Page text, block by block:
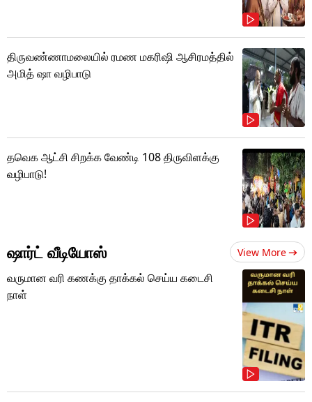
திருவண்ணாமலையில் ரமண மகரிஷி ஆசிரமத்தில்
அமித் ஷா வழிபாடு
தவெக ஆட்சி சிறக்க வேண்டி 108 திருவிளக்கு
வழிபாடு!
ஷார்ட் வீடியோஸ் View More
வருமான வரி கணக்கு தாக்கல் செய்ய கடைசி
நாள்